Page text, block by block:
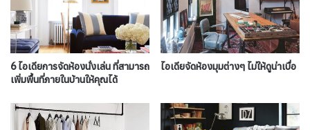
6 ไอเดียการจัดห้องนั่งเล่น ที่สามารถ
เพิ่มพื้นที่ภายในบ้านให้คุณได้
ไอเดียจัดห้องมุมต่างๆ ไม่ให้ดูน่าเบื่อ